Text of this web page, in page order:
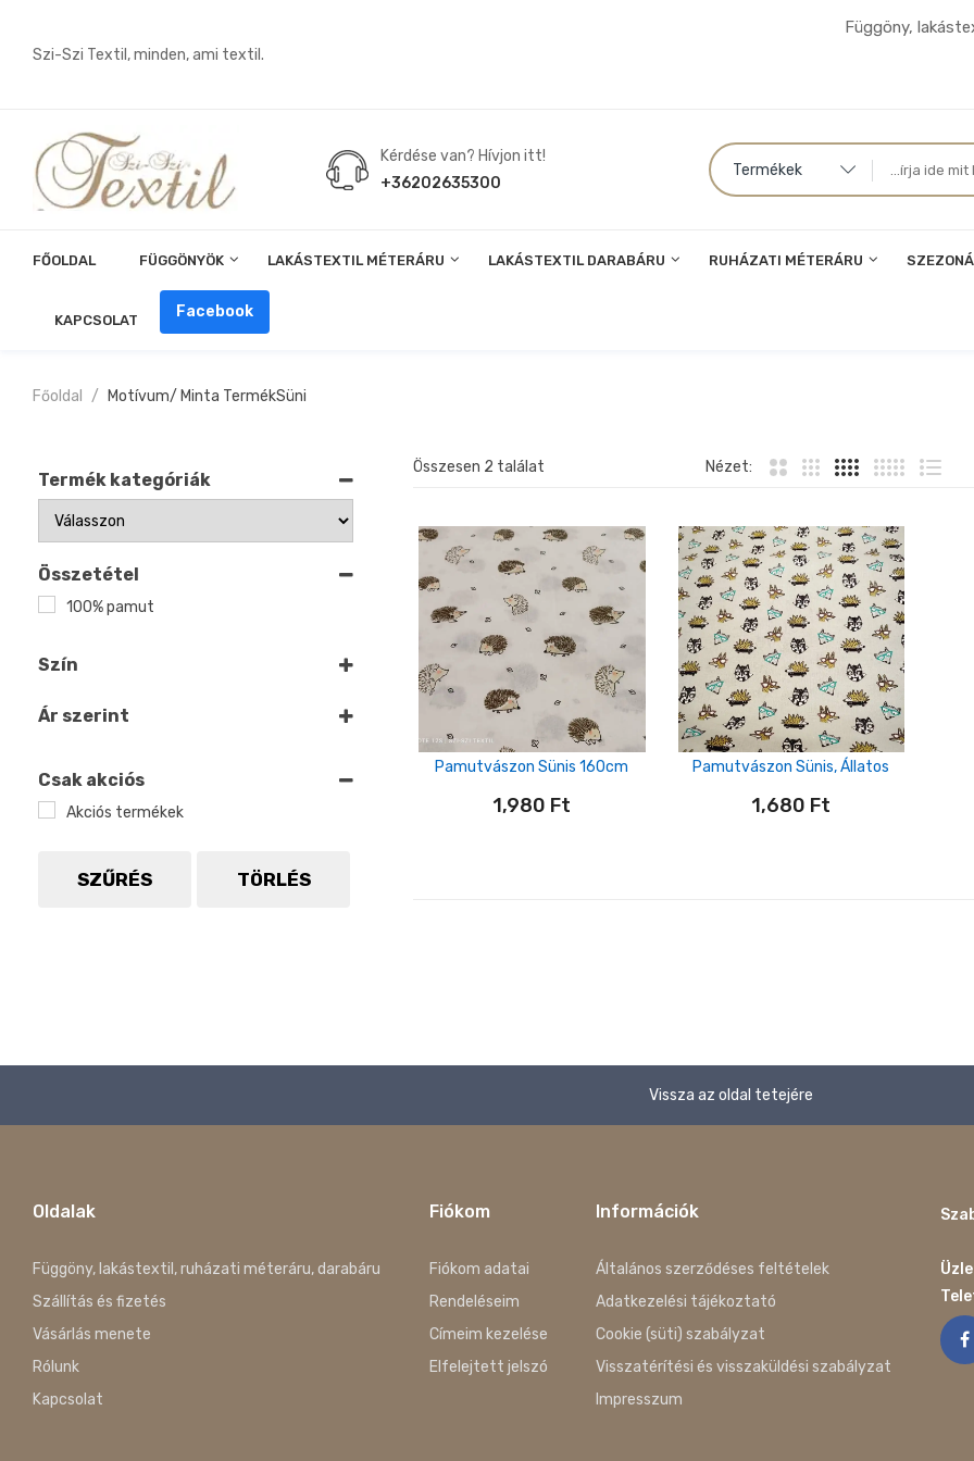
Szi-Szi Textil, minden, ami textil.
Függöny,
Kérdése van? Hívjon itt!
+36202635300
Termékek
FŐOLDAL FÜGGÖNYÖK LAKÁSTEXTIL MÉTERÁRU LAKÁSTEXTIL DARABÁRU RUHÁZATI MÉTERÁRU
KAPCSOLAT Facebook
Főoldal Motívum/ Minta TermékSüni
Összesen 2 találat Nézet:
Pamutvászon Sünis 160cm
1,980 Ft
Pamutvászon Sünis, Állatos
1,680 Ft
Termék kategóriák
Összetétel
100% pamut
Szín
Szürke
Barna
Ár szerint
Csak akciós
Akciós termékek
SZŰRÉS TÖRLÉS
Vissza az oldal tetejére
Oldalak
Függöny, lakástextil, ruházati méteráru, darabáru
Szállítás és fizetés
Vásárlás menete
Rólunk
Kapcsolat
Fiókom
Fiókom adatai
Rendeléseim
Címeim kezelése
Elfelejtett jelszó
Információk
Általános szerződéses feltételek
Adatkezelési tájékoztató
Cookie (süti) szabályzat
Visszatérítési és visszaküldési szabályzat
Impresszum